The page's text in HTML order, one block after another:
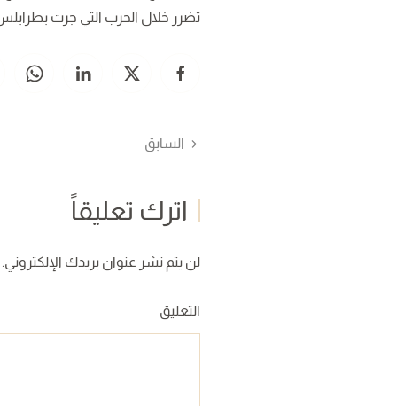
تضرر خلال الحرب التي جرت
السابق
اترك تعليقاً
لن يتم نشر عنوان بريدك الإلكتروني.
التعليق